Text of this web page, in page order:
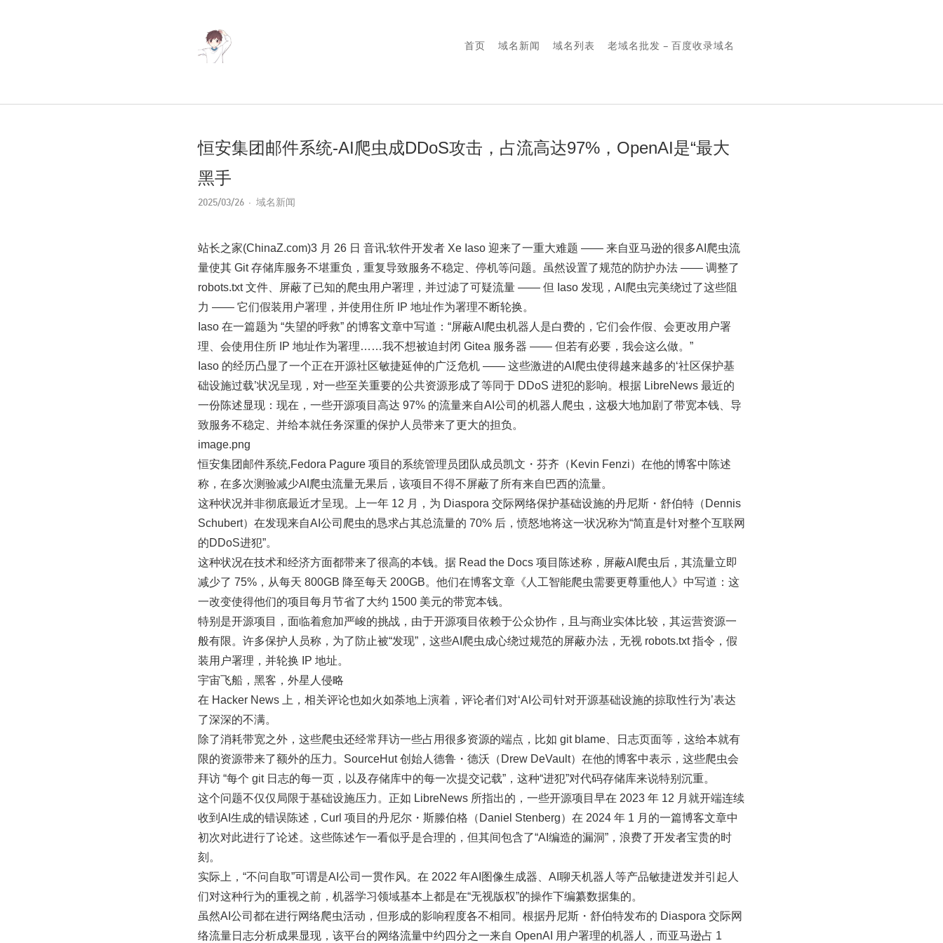
首页 域名新闻 域名列表 老域名批发 – 百度收录域名
恒安集团邮件系统-AI爬虫成DDoS攻击，占流高达97%，OpenAI是“最大
黑手
2025/03/26 域名新闻
站长之家(ChinaZ.com)3 月 26 日 音讯:软件开发者 Xe Iaso 迎来了一重大难题 —— 来自亚马逊的很多AI爬虫流
量使其 Git 存储库服务不堪重负，重复导致服务不稳定、停机等问题。虽然设置了规范的防护办法 —— 调整了
robots.txt 文件、屏蔽了已知的爬虫用户署理，并过滤了可疑流量 —— 但 Iaso 发现，AI爬虫完美绕过了这些阻
力 —— 它们假装用户署理，并使用住所 IP 地址作为署理不断轮换。
Iaso 在一篇题为 “失望的呼救” 的博客文章中写道：“屏蔽AI爬虫机器人是白费的，它们会作假、会更改用户署
理、会使用住所 IP 地址作为署理……我不想被迫封闭 Gitea 服务器 —— 但若有必要，我会这么做。”
Iaso 的经历凸显了一个正在开源社区敏捷延伸的广泛危机 —— 这些激进的AI爬虫使得越来越多的‘社区保护基
础设施过载’状况呈现，对一些至关重要的公共资源形成了等同于 DDoS 进犯的影响。根据 LibreNews 最近的
一份陈述显现：现在，一些开源项目高达 97% 的流量来自AI公司的机器人爬虫，这极大地加剧了带宽本钱、导
致服务不稳定、并给本就任务深重的保护人员带来了更大的担负。
image.png
恒安集团邮件系统,Fedora Pagure 项目的系统管理员团队成员凯文・芬齐（Kevin Fenzi）在他的博客中陈述
称，在多次测验减少AI爬虫流量无果后，该项目不得不屏蔽了所有来自巴西的流量。
这种状况并非彻底最近才呈现。上一年 12 月，为 Diaspora 交际网络保护基础设施的丹尼斯・舒伯特（Dennis
Schubert）在发现来自AI公司爬虫的恳求占其总流量的 70% 后，愤怒地将这一状况称为“简直是针对整个互联网
的DDoS进犯”。
这种状况在技术和经济方面都带来了很高的本钱。据 Read the Docs 项目陈述称，屏蔽AI爬虫后，其流量立即
减少了 75%，从每天 800GB 降至每天 200GB。他们在博客文章《人工智能爬虫需要更尊重他人》中写道：这
一改变使得他们的项目每月节省了大约 1500 美元的带宽本钱。
特别是开源项目，面临着愈加严峻的挑战，由于开源项目依赖于公众协作，且与商业实体比较，其运营资源一
般有限。许多保护人员称，为了防止被“发现”，这些AI爬虫成心绕过规范的屏蔽办法，无视 robots.txt 指令，假
装用户署理，并轮换 IP 地址。
宇宙飞船，黑客，外星人侵略
在 Hacker News 上，相关评论也如火如荼地上演着，评论者们对‘AI公司针对开源基础设施的掠取性行为’表达
了深深的不满。
除了消耗带宽之外，这些爬虫还经常拜访一些占用很多资源的端点，比如 git blame、日志页面等，这给本就有
限的资源带来了额外的压力。SourceHut 创始人德鲁・德沃（Drew DeVault）在他的博客中表示，这些爬虫会
拜访 “每个 git 日志的每一页，以及存储库中的每一次提交记载”，这种“进犯”对代码存储库来说特别沉重。
这个问题不仅仅局限于基础设施压力。正如 LibreNews 所指出的，一些开源项目早在 2023 年 12 月就开端连续
收到AI生成的错误陈述，Curl 项目的丹尼尔・斯滕伯格（Daniel Stenberg）在 2024 年 1 月的一篇博客文章中
初次对此进行了论述。这些陈述乍一看似乎是合理的，但其间包含了“AI编造的漏洞”，浪费了开发者宝贵的时
刻。
实际上，“不问自取”可谓是AI公司一贯作风。在 2022 年AI图像生成器、AI聊天机器人等产品敏捷迸发并引起人
们对这种行为的重视之前，机器学习领域基本上都是在“无视版权”的操作下编纂数据集的。
虽然AI公司都在进行网络爬虫活动，但形成的影响程度各不相同。根据丹尼斯・舒伯特发布的 Diaspora 交际网
络流量日志分析成果显现，该平台的网络流量中约四分之一来自 OpenAI 用户署理的机器人，而亚马逊占 1